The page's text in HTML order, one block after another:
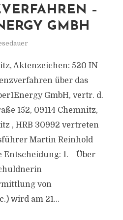
–
GMBH
Aktenzeichen: 520 IN
über das
GmbH, vertr. d.
152, 09114 Chemnitz,
, HRB 30992 vertreten
Martin Reinhold
Entscheidung: 1. Über
von
wird am 21...